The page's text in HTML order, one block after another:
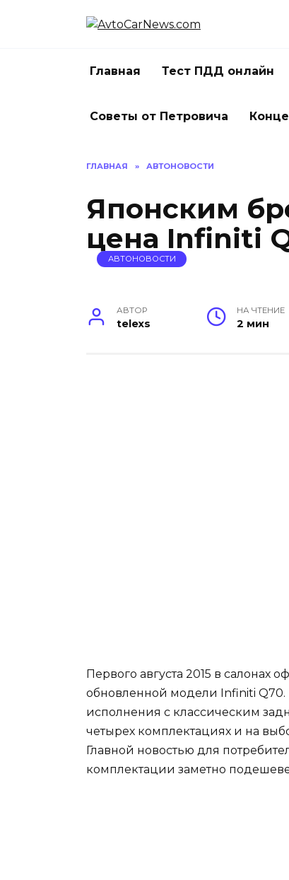
Главная Тест ПДД онлайн
Советы от Петровича
ГЛАВНАЯ » АВТОНОВОСТИ
Японским
цена Infiniti
АВТОНОВОСТИ
АВТОР
telexs
НА ЧТЕНИЕ
2 мин
Первого августа 2015 в
обновленной модели Infiniti Q70.
исполнения с классическим
четырех комплектациях и на
Главной новостью для
комплектации заметно